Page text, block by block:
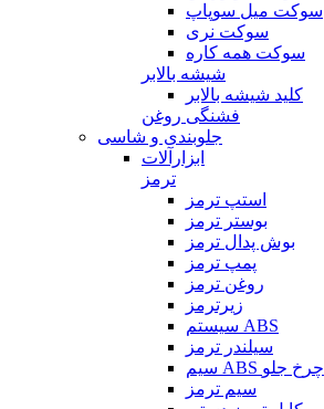
سوکت میل سوپاپ
سوکت نری
سوکت همه کاره
شیشه بالابر
کلید شیشه بالابر
فشنگی روغن
جلوبندی و شاسی
ابزارآلات
ترمز
استپ ترمز
بوستر ترمز
بوش پدال ترمز
پمپ ترمز
روغن ترمز
زیرترمز
سیستم ABS
سیلندر ترمز
سیم ABS چرخ جلو
سیم ترمز